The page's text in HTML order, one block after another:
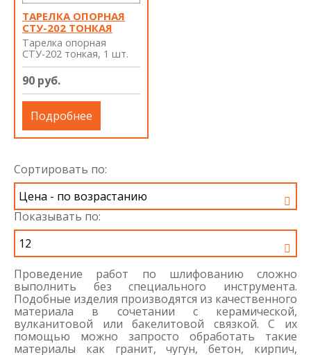
ТАРЕЛКА ОПОРНАЯ
СТУ-202 ТОНКАЯ
Тарелка опорная
СТУ-202 тонкая, 1 шт.
90 руб.
Подробнее
Сортировать по:
Показывать по:
Проведение работ по шлифованию сложно
выполнить без специального инструмента.
Подобные изделия производятся из качественного
материала в сочетании с керамической,
вулканитовой или бакелитовой связкой. С их
помощью можно запросто обработать такие
материалы как гранит, чугун, бетон, кирпич,